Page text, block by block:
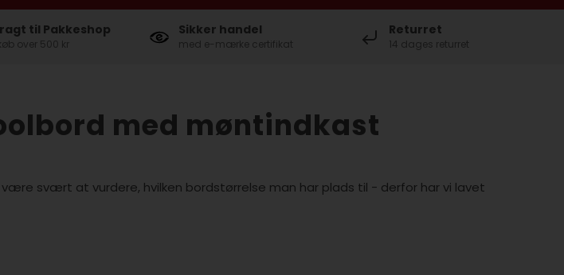
I alt 0,00 DKK
til Pakkeshop
over 500 kr
Sikker handel
med e-mærke certifikat
Returret
14 dages returret
med møntindkast
svært at vurdere, hvilken bordstørrelse man har plads til - derfor har vi lavet